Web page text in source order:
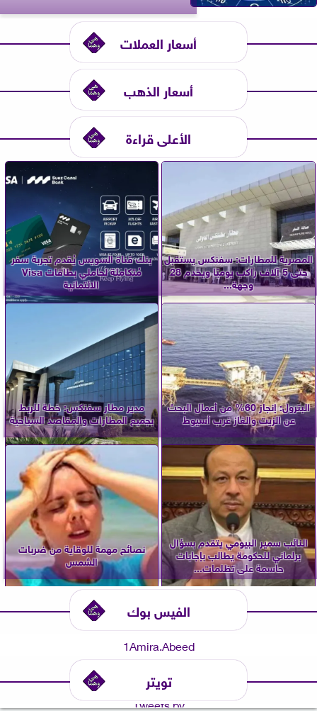
أسعار العملات
أسعار الذهب
الأعلى قراءة
المصرية للمطارات: سفنكس يستقبل
حتى 5 آلاف راكب يوميًا ويخدم 28
وجهة...
بنك قناة السويس يُقدم تجربة سفر
مُتكاملة لحاملي بطاقات Visa
الائتمانية
البترول: إنجاز 60% من أعمال البحث
عن الزيت والغاز غرب أسيوط
مدير مطار سفنكس: خطة للربط
بجميع المطارات والمقاصد السياحية
النائب سمير البيومي يتقدم بسؤال
برلماني للحكومة يطالب بإجابات
حاسمة على تظلمات...
نصائح مهمة للوقاية من ضربات
الشمس
الفيس بوك
1Amira.Abeed
تويتر
Tweets by